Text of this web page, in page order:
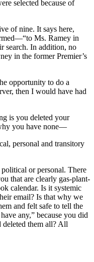
selected because of
of nine. It says here,
Ms. Ramey in
search. In addition, no
in the former Premier’s
opportunity to do a
then I would have had
is you deleted your
you have none—
personal and transitory
or personal. There
that are clearly gas-plant-
calendar. Is it systemic
email? Is that why we
and felt safe to tell the
any,” because you did
deleted them all? All